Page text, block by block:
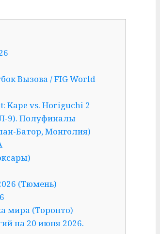
Вызова / FIG World
Kape vs. Horiguchi 2
9). Полуфиналы
Батор, Монголия)
(Тюмень)
мира (Торонто)
на 20 июня 2026.